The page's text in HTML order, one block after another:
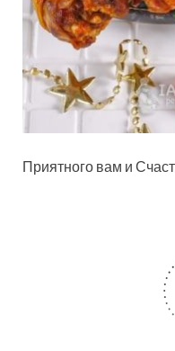
Приятного вам и